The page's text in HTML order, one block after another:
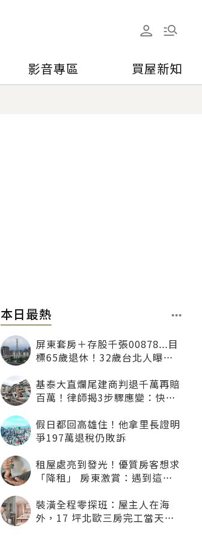
影音專區 買屋新知
本日最熱
屏東套房＋存股千張00878...目
標65歲退休！32歲台北人曝：
基泰大直爛尾建商判退千萬再賠
百萬！律師揭3步驟應變：快通
假日都回高雄住！他拿里長證明
爭197萬退稅仍敗訴
租屋處亮到發光！優質房客想求
「降租」 房東激賞：遇到這種
裝潢全程零探班：屋主人在海
外，17 坪北歐三房完工當天才